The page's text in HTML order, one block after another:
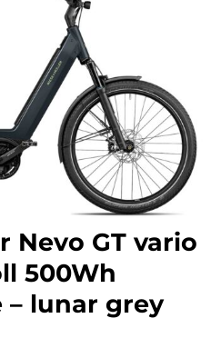
Nevo GT vario
500Wh
– lunar grey